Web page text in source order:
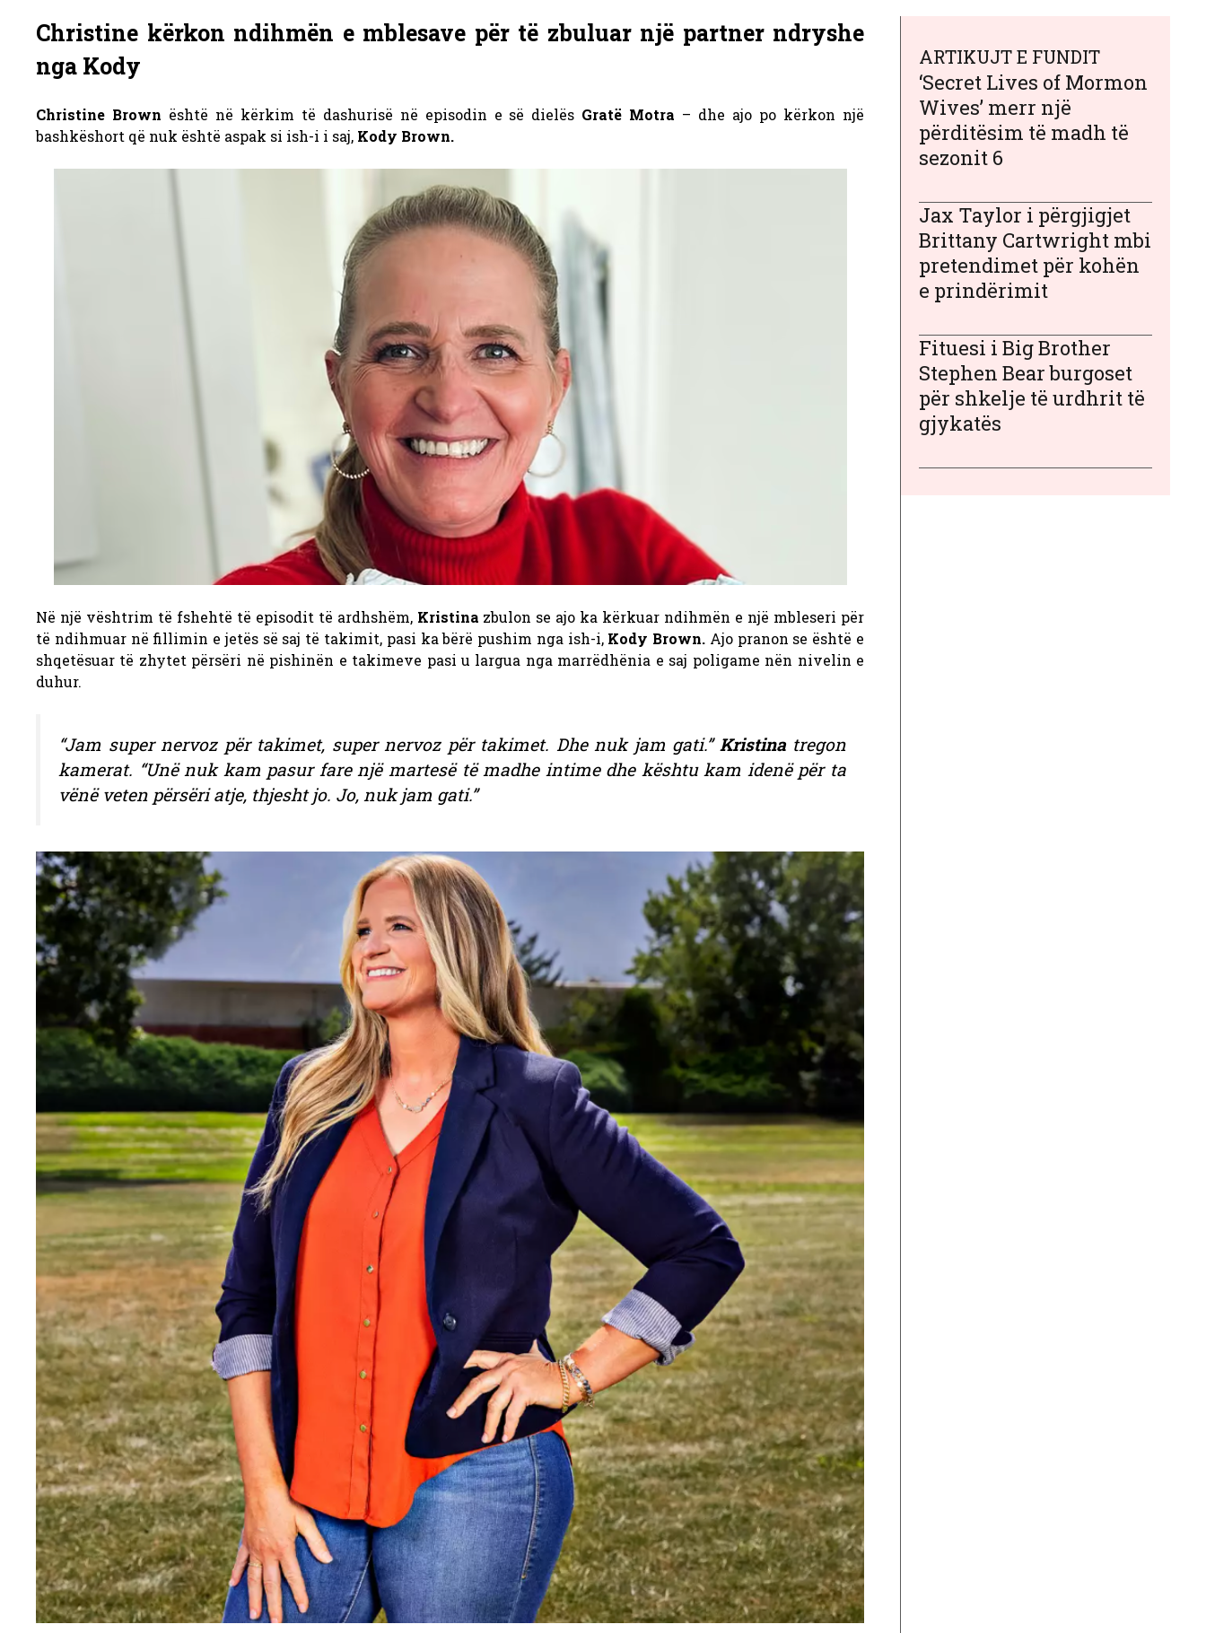
Christine kërkon ndihmën e mblesave për të zbuluar një partner ndryshe
nga Kody
Christine Brown është në kërkim të dashurisë në episodin e së dielës Gratë Motra – dhe ajo po kërkon një
bashkëshort që nuk është aspak si ish-i i saj, Kody Brown.
Në një vështrim të fshehtë të episodit të ardhshëm, Kristina zbulon se ajo ka kërkuar ndihmën e një mbleseri për
të ndihmuar në fillimin e jetës së saj të takimit, pasi ka bërë pushim nga ish-i, Kody Brown. Ajo pranon se është e
shqetësuar të zhytet përsëri në pishinën e takimeve pasi u largua nga marrëdhënia e saj poligame nën nivelin e
duhur.
“Jam super nervoz për takimet, super nervoz për takimet. Dhe nuk jam gati.”Kristinatregon
kamerat. “Unë nuk kam pasur fare një martesë të madhe intime dhe kështu kam idenë për ta
vënë veten përsëri atje, thjesht jo. Jo, nuk jam gati.”
ARTIKUJT E FUNDIT
‘Secret Lives of Mormon
Wives’ merr një
përditësim të madh të
sezonit 6
Jax Taylor i përgjigjet
Brittany Cartwright mbi
pretendimet për kohën
e prindërimit
Fituesi i Big Brother
Stephen Bear burgoset
për shkelje të urdhrit të
gjykatës